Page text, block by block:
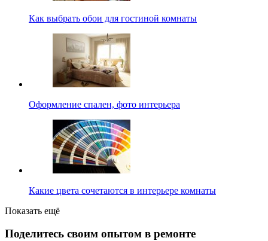
Как выбрать обои для гостиной комнаты
Оформление спален, фото интерьера
Какие цвета сочетаются в интерьере комнаты
Показать ещё
Поделитесь своим опытом в ремонте